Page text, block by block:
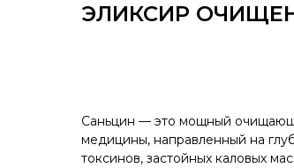
ЭЛИКСИР
Саньцин — это мощный
медицины, направленный на
токсинов, застойных каловых